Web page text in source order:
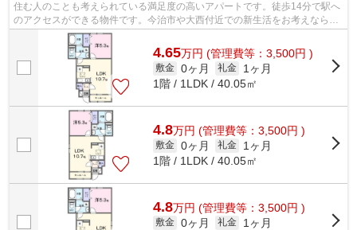
住む人のことも考えられている満足度の高いアパートです。徒歩14分で駅へ
のアクセスができる物件です。今治市や大西付近での新生活をお考えならお
任せください。お部屋探しは取り扱い...
4.65万円 (管理費等：3,500円 )
敷金 0ヶ月 礼金
1ヶ月
1階 / 1LDK / 40.05㎡
4.8万円 (管理費等：3,500円 )
敷金 0ヶ月 礼金
1ヶ月
1階 / 1LDK / 40.05㎡
4.8万円 (管理費等：3,500円 )
敷金 0ヶ月 礼金
1ヶ月